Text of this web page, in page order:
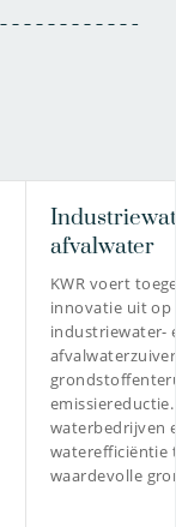
afvalwater
KWR voert
innovatie uit op
industriewater-
waterbedrijven
waterefficiëntie
waardevolle